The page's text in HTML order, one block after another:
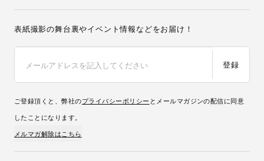
表紙撮影の舞台裏やイベント情報などをお届け！
登録
ご登録頂くと、弊社のプライバシーポリシー とメールマガジンの配信に同意
したことになります。
メルマガ解除はこちら